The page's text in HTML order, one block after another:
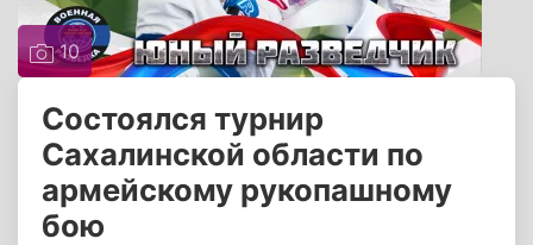
10
Состоялся турнир
Сахалинской области по
армейскому рукопашному
бою